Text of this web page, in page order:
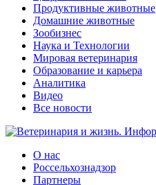
Продуктивные животные
Домашние животные
Зообизнес
Наука и Технологии
Мировая ветеринария
Образование и карьера
Аналитика
Видео
Все новости
О нас
Россельхознадзор
Партнеры